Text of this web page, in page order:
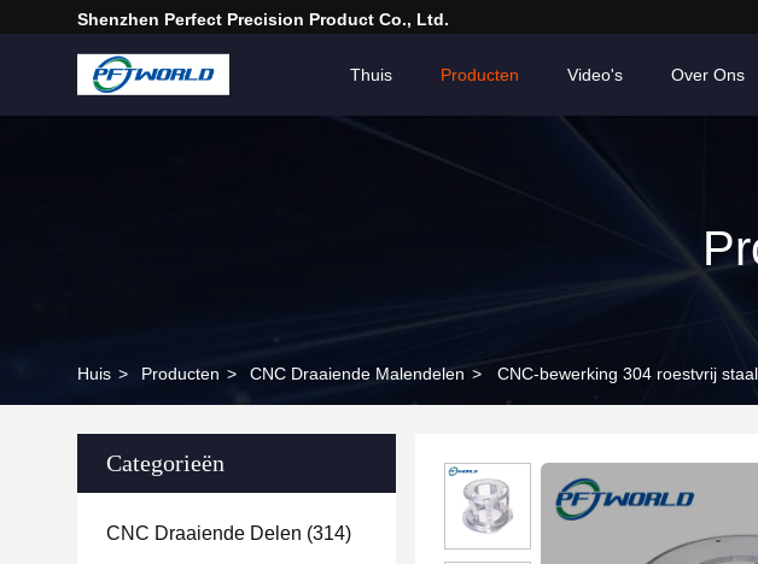
Shenzhen Perfect Precision Product Co., Ltd.
Thuis Producten Video's Over Ons
Huis > Producten > CNC Draaiende Malendelen > CNC-bewerking 304 roestvrij
Categorieën
CNC Draaiende Delen (314)